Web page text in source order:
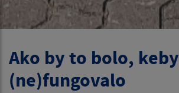
Ako by to bolo,
(ne)fungovalo